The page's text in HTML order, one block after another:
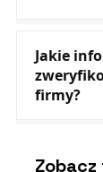
Jakie
firmy?